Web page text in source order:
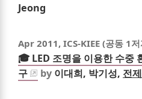
Jeong
Apr 2011, ICS-KIEE (공동 1
🎓 LED 조명을 이용한 수중
구
by 이대희, 박기성, 전